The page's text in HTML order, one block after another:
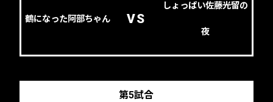
鶴になった阿部ちゃん VS
しょっぱい佐藤光留の
夜
第5試合